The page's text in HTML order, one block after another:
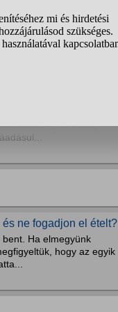
(Ha befér).
ne fogadjon el ételt?
Ha elmegyünk
hogy az egyik